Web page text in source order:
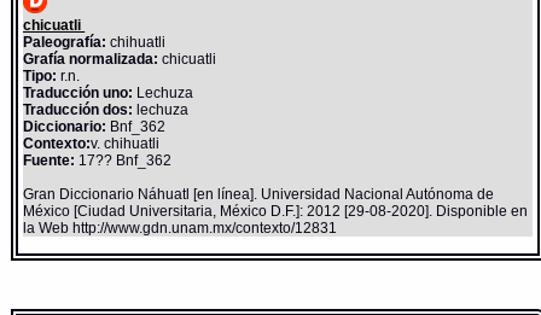
chicuatli
Paleografía: chihuatli
Grafía normalizada: chicuatli
Tipo: r.n.
Traducción uno: Lechuza
Traducción dos: lechuza
Diccionario: Bnf_362
Contexto:v. chihuatli
Fuente: 17?? Bnf_362
Gran Diccionario Náhuatl [en línea]. Universidad Nacional Autónoma de
México [Ciudad Universitaria, México D.F.]: 2012 [29-08-2020]. Disponible en
la Web http://www.gdn.unam.mx/contexto/12831